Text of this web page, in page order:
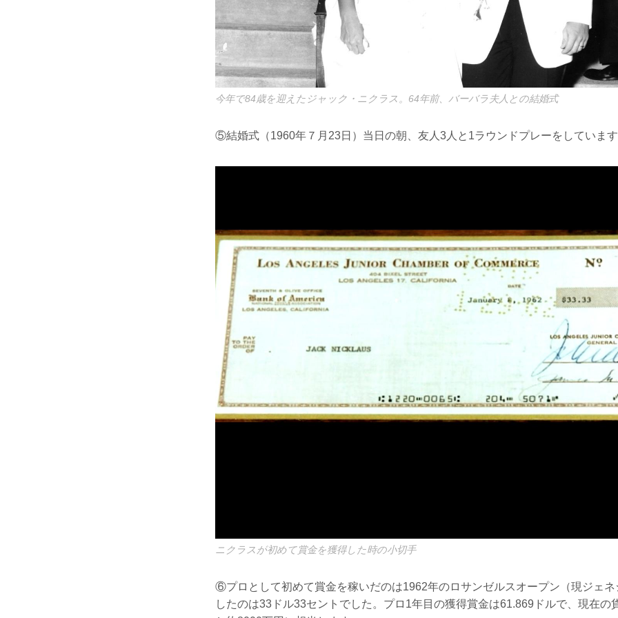
今年で84歳を迎えたジャック・ニクラス。64年前、バーバラ夫人との結婚式
⑤結婚式（1960年７月23日）当日の朝、友人3人と1ラウンドプレーをしていま
ニクラスが初めて賞金を獲得した時の小切手
⑥プロとして初めて賞金を稼いだのは1962年のロサンゼルスオープン（現ジェ
したのは33ドル33セントでした。プロ1年目の獲得賞金は61.869ドルで、現在の